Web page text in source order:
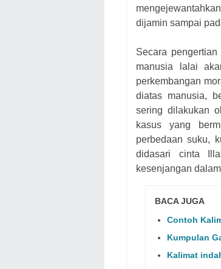
dijamin sampai
Secara
manusia lalai
perkembangan
diatas manusia,
sering dilakukan
kasus yang
perbedaan suku,
didasari cinta
kesenjangan
BACA JUGA
Contoh
Kumpulan
Kalimat